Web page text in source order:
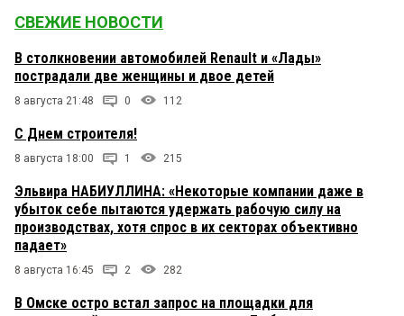
СВЕЖИЕ НОВОСТИ
В столкновении автомобилей Renault и «Лады»
пострадали две женщины и двое детей
8 августа 21:48 0 112
С Днем строителя!
8 августа 18:00 1 215
Эльвира НАБИУЛЛИНА: «Некоторые компании даже в
убыток себе пытаются удержать рабочую силу на
производствах, хотя спрос в их секторах объективно
падает»
8 августа 16:45 2 282
В Омске остро встал запрос на площадки для